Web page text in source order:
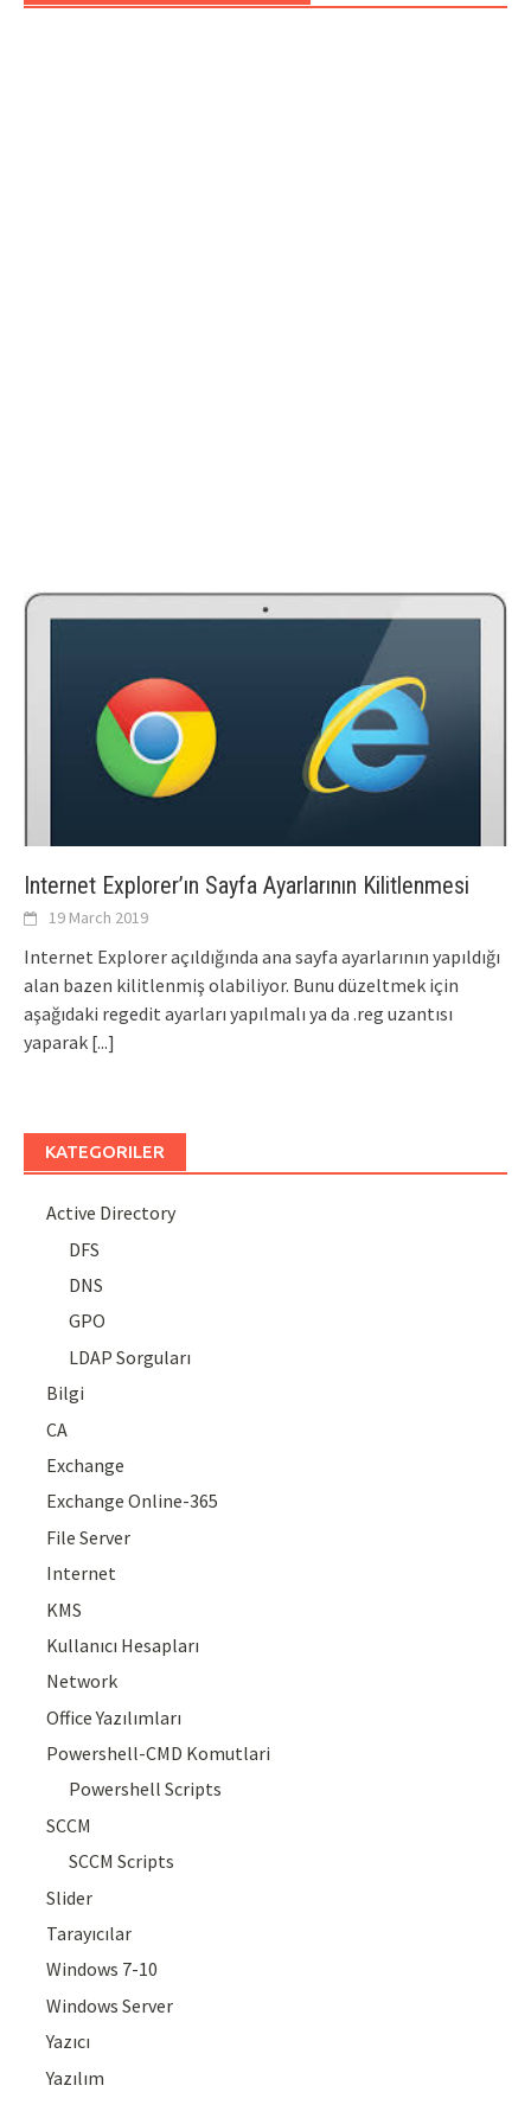
Internet Explorer’ın Sayfa Ayarlarının Kilitlenmesi
19 March 2019
Internet Explorer açıldığında ana sayfa ayarlarının yapıldığı
alan bazen kilitlenmiş olabiliyor. Bunu düzeltmek için
aşağıdaki regedit ayarları yapılmalı ya da .reg uzantısı
yaparak [...]
KATEGORILER
Active Directory
DFS
DNS
GPO
LDAP Sorguları
Bilgi
CA
Exchange
Exchange Online-365
File Server
Internet
KMS
Kullanıcı Hesapları
Network
Office Yazılımları
Powershell-CMD Komutlari
Powershell Scripts
SCCM
SCCM Scripts
Slider
Tarayıcılar
Windows 7-10
Windows Server
Yazıcı
Yazılım